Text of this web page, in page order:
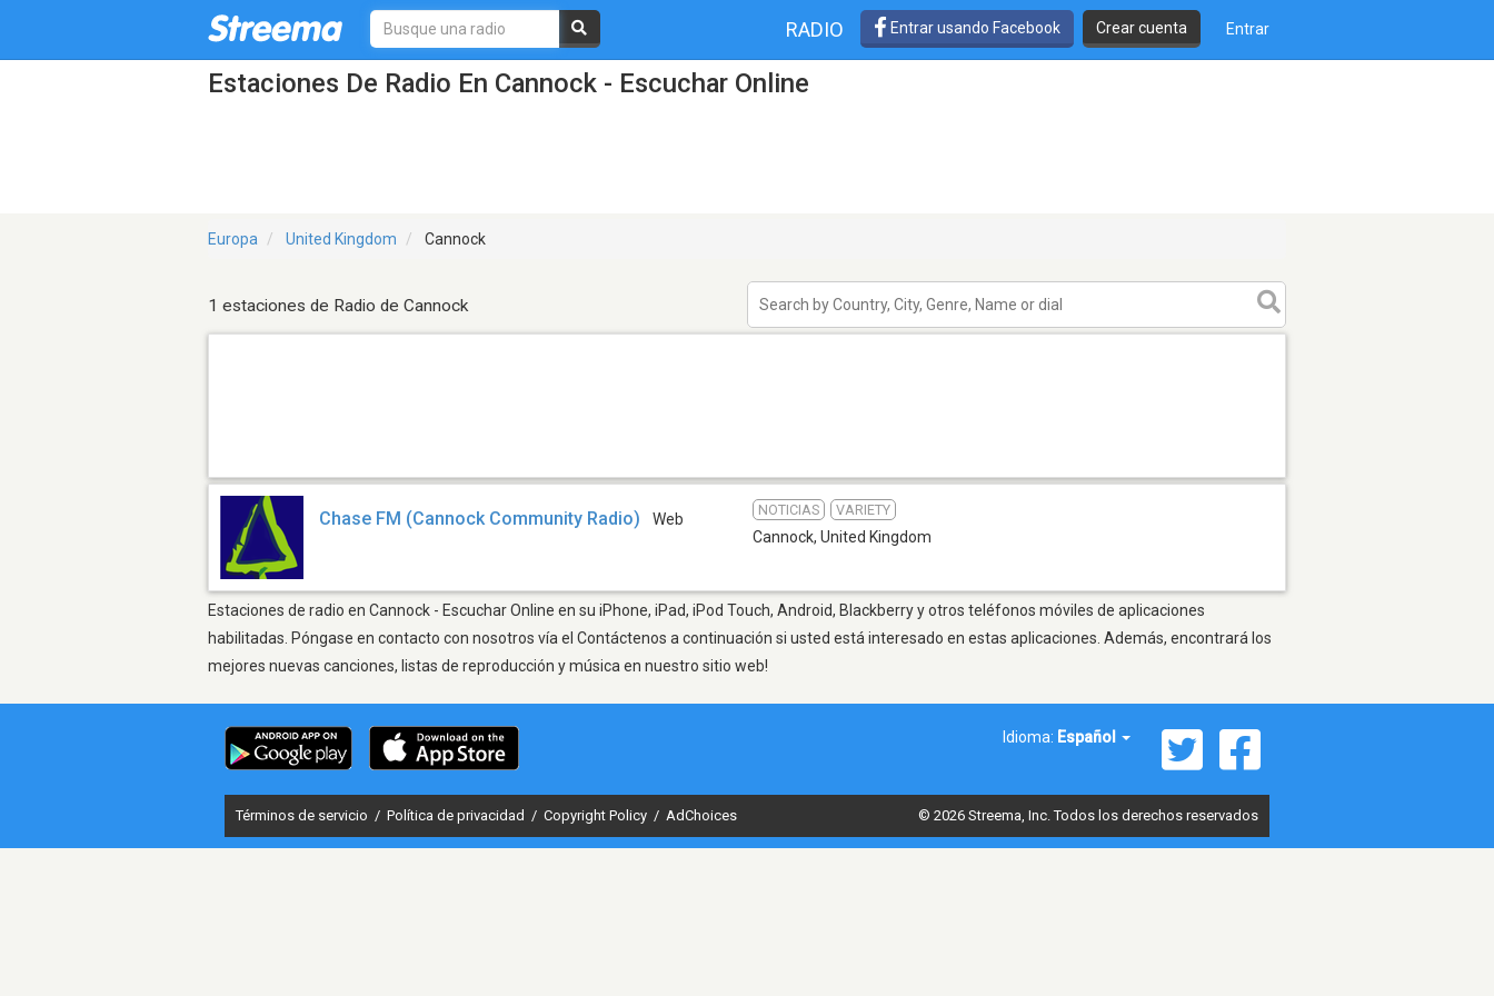
RADIO Entrar usando Facebook Crear cuenta Entrar
Estaciones De Radio En Cannock - Escuchar Online
Europa United Kingdom Cannock
1 estaciones de Radio de Cannock
Chase FM (Cannock Community Radio) Web
NOTICIAS VARIETY
Cannock, United Kingdom
Estaciones de radio en Cannock - Escuchar Online en su iPhone, iPad, iPod Touch, Android, Blackberry y otros teléfonos móviles de aplicaciones
habilitadas. Póngase en contacto con nosotros vía el Contáctenos a continuación si usted está interesado en estas aplicaciones. Además, encontrará los
mejores nuevas canciones, listas de reproducción y música en nuestro sitio web!
Idioma: Español
Términos de servicio / Política de privacidad / Copyright Policy / AdChoices © 2026 Streema, Inc. Todos los derechos reservados